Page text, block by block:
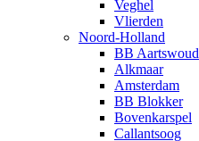
Veghel
Vlierden
Noord-Holland
BB Aartswoud
Alkmaar
Amsterdam
BB Blokker
Bovenkarspel
Callantsoog